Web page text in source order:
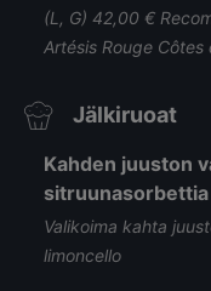
(L, G) 42,00 €
Artésis Rouge
Jälkiruoat
Kahden juuston
Valikoima kahta
limoncello